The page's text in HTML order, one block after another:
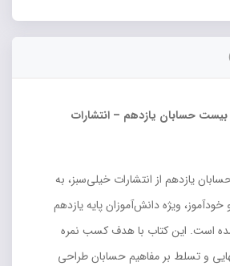
حسابان یازدهم – انتشارات
یازدهم از انتشارات خیلی‌سبز، به
ویژه دانش‌آموزان پایه یازدهم
است. این کتاب با هدف کسب نمره
و تسلط بر مفاهیم حسابان طراحی